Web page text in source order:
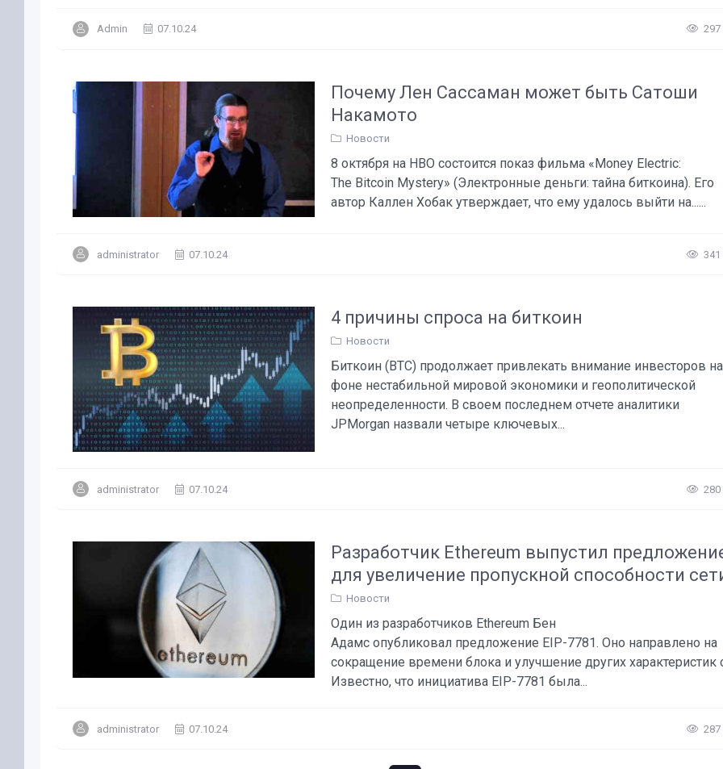
Admin 07.10.24 297
Почему Лен Сассаман может быть Сатоши
Накамото
Новости
8 октября на HBO состоится показ фильма «Money Electric:
The Bitcoin Mystery» (Электронные деньги: тайна биткоина). Его
автор Каллен Хобак утверждает, что ему удалось выйти на......
administrator 07.10.24 341
4 причины спроса на биткоин
Новости
Биткоин (BTC) продолжает привлекать внимание инвесторов на
фоне нестабильной мировой экономики и геополитической
неопределенности. В своем последнем отчете аналитики
JPMorgan назвали четыре ключевых...
administrator 07.10.24 280
Разработчик Ethereum выпустил
для увеличение пропускной способности
Новости
Один из разработчиков Ethereum Бен
Адамс опубликовал предложение EIP-7781. Оно направлено на
сокращение времени блока и улучшение других характеристик
Известно, что инициатива EIP-7781 была...
administrator 07.10.24 287